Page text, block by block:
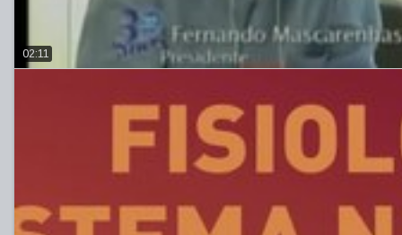
02:11